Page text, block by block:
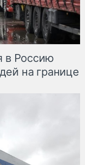
в Россию
на границе